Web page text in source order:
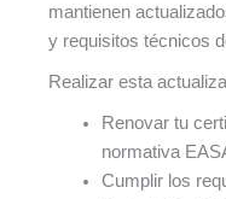
mantienen
y requisitos técnicos
Realizar esta
Renovar tu
normativa
Cumplir los